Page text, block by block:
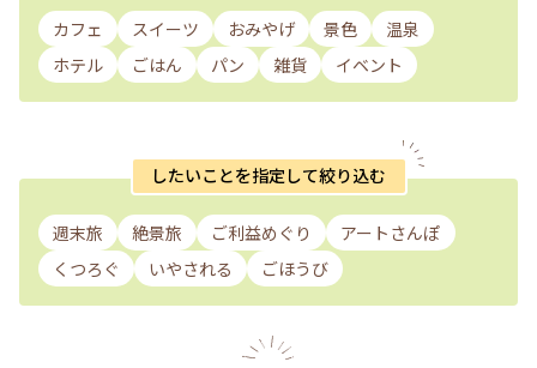
カフェ スイーツ おみやげ 景色
温泉
ホテル
ごはん パン 雑貨 イベント
したいことを指定して絞り込む
週末旅 絶景旅 ご利益めぐり
アートさんぽ
くつろぐ
いやされる ごほうび